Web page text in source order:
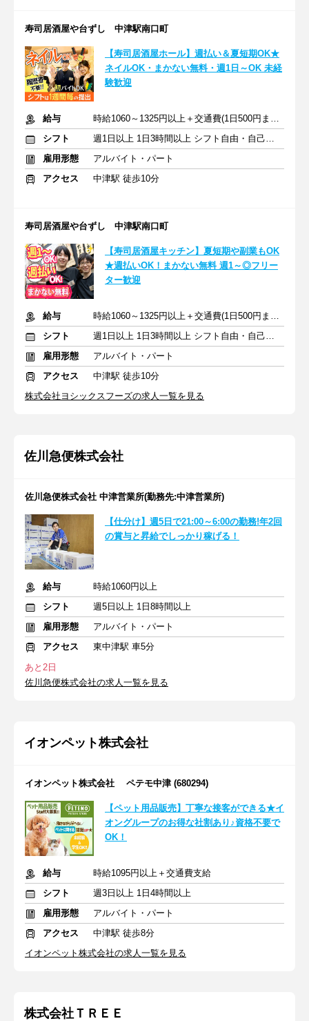
寿司居酒屋や台ずし 中津駅南口町
【寿司居酒屋ホール】週払い＆夏短期OK★
ネイルOK・まかない無料・週1日～OK 未経
験歓迎
給与
時給1060～1325円以上＋交通費(1日500円まで※定期のある方も)
シフト
週1日以上 1日3時間以上 シフト自由・自己申告
雇用形態
アルバイト・パート
アクセス
中津駅 徒歩10分
寿司居酒屋や台ずし 中津駅南口町
【寿司居酒屋キッチン】夏短期や副業もOK
★週払いOK！まかない無料 週1～◎フリー
ター歓迎
給与
時給1060～1325円以上＋交通費(1日500円まで※定期のある方も)
シフト
週1日以上 1日3時間以上 シフト自由・自己申告
雇用形態
アルバイト・パート
アクセス
中津駅 徒歩10分
株式会社ヨシックスフーズの求人一覧を見る
佐川急便株式会社
佐川急便株式会社 中津営業所(勤務先:中津営業所)
【仕分け】週5日で21:00～6:00の勤務!年2回
の賞与と昇給でしっかり稼げる！
給与
時給1060円以上
シフト
週5日以上 1日8時間以上
雇用形態
アルバイト・パート
アクセス
東中津駅 車5分
あと2日
佐川急便株式会社の求人一覧を見る
イオンペット株式会社
イオンペット株式会社 ペテモ中津 (680294)
【ペット用品販売】丁寧な接客ができる★イ
オングループのお得な社割あり♪資格不要で
OK！
給与
時給1095円以上＋交通費支給
シフト
週3日以上 1日4時間以上
雇用形態
アルバイト・パート
アクセス
中津駅 徒歩8分
イオンペット株式会社の求人一覧を見る
株式会社ＴＲＥＥ